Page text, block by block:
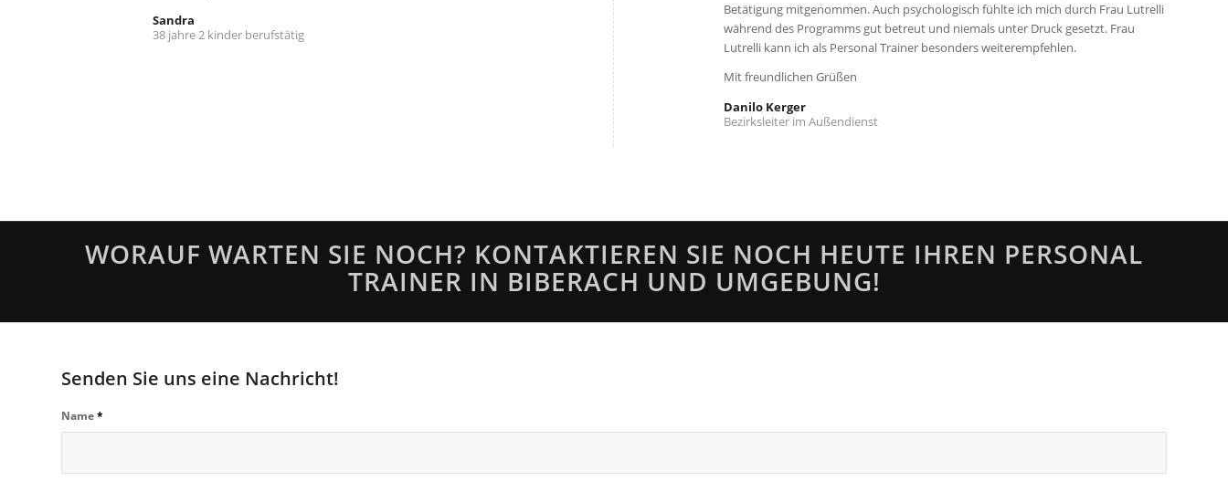
Sandra
38 jahre 2 kinder berufstätig
Betätigung mitgenommen. Auch psychologisch fühlte ich mich durch Frau Lutrelli
während des Programms gut betreut und niemals unter Druck gesetzt. Frau
Lutrelli kann ich als Personal Trainer besonders weiterempfehlen.
Mit freundlichen Grüßen
Danilo Kerger
Bezirksleiter im Außendienst
WORAUF WARTEN SIE NOCH? KONTAKTIEREN SIE NOCH HEUTE IHREN PERSONAL
TRAINER IN BIBERACH UND UMGEBUNG!
Senden Sie uns eine Nachricht!
Name*